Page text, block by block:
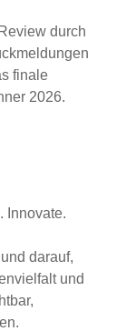
durch
finale
2026.
Innovate.
darauf,
und